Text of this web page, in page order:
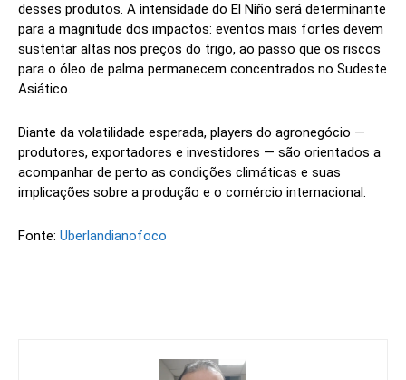
desses produtos. A intensidade do El Niño será determinante
para a magnitude dos impactos: eventos mais fortes devem
sustentar altas nos preços do trigo, ao passo que os riscos
para o óleo de palma permanecem concentrados no Sudeste
Asiático.
Diante da volatilidade esperada, players do agronegócio —
produtores, exportadores e investidores — são orientados a
acompanhar de perto as condições climáticas e suas
implicações sobre a produção e o comércio internacional.
Fonte: Uberlandianofoco